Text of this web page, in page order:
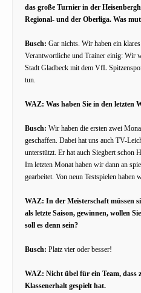
das große Turnier in der
Regional- und der Oberliga. Was
Busch: Gar nichts. Wir haben ein
Verantwortliche und Trainer einig: Wir
Stadt Gladbeck mit dem VfL
tun.
WAZ: Was haben Sie in den letzten
Busch: Wir haben die ersten zwei
geschaffen. Dabei hat uns auch TV-
unterstützt. Er hat auch Siegbert schon
Im letzten Monat haben wir dann an
gearbeitet. Von neun Testspielen haben
WAZ: In der Meisterschaft müssen
als letzte Saison, gewinnen, wollen
soll es denn sein?
Busch: Platz vier oder besser!
WAZ: Nicht übel für ein Team, dass
Klassenerhalt gespielt hat.